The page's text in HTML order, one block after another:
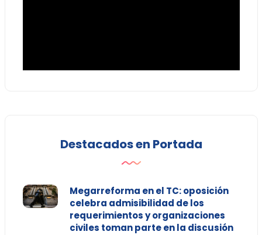
Destacados en Portada
Megarreforma en el TC: oposición
celebra admisibilidad de los
requerimientos y organizaciones
civiles toman parte en la discusión